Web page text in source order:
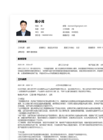
，使得服务工程师现场知识调
程中的效率瓶颈与客户体验痛
与移动化服务工具，优化备
户服务满意度评分提升至XXX
级及初级技术支持工程师，制
享与技能比武，主导编写《
平均技能考核分数提升XXX%
析现场技术问题数据的机制，